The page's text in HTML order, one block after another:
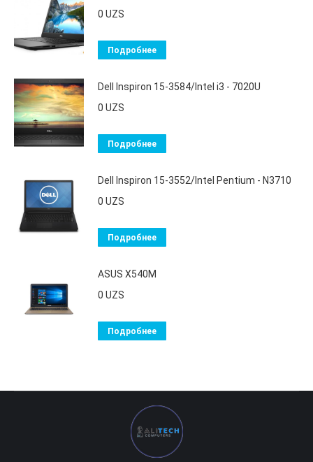
0 UZS
Подробнее
Dell Inspiron 15-3584/Intel i3 - 7020U
0 UZS
Подробнее
Dell Inspiron 15-3552/Intel Pentium - N3710
0 UZS
Подробнее
ASUS X540M
0 UZS
Подробнее